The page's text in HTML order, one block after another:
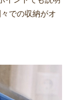
での収納がオ